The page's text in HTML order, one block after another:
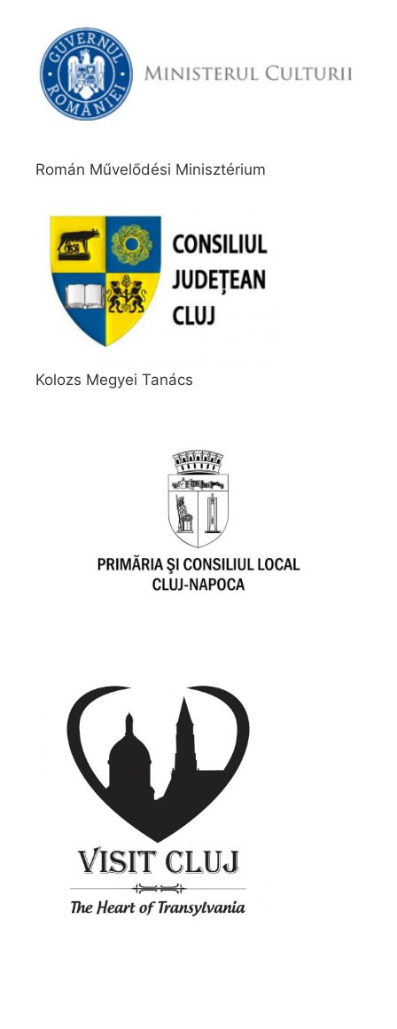
Román Művelődési Minisztérium
Kolozs Megyei Tanács